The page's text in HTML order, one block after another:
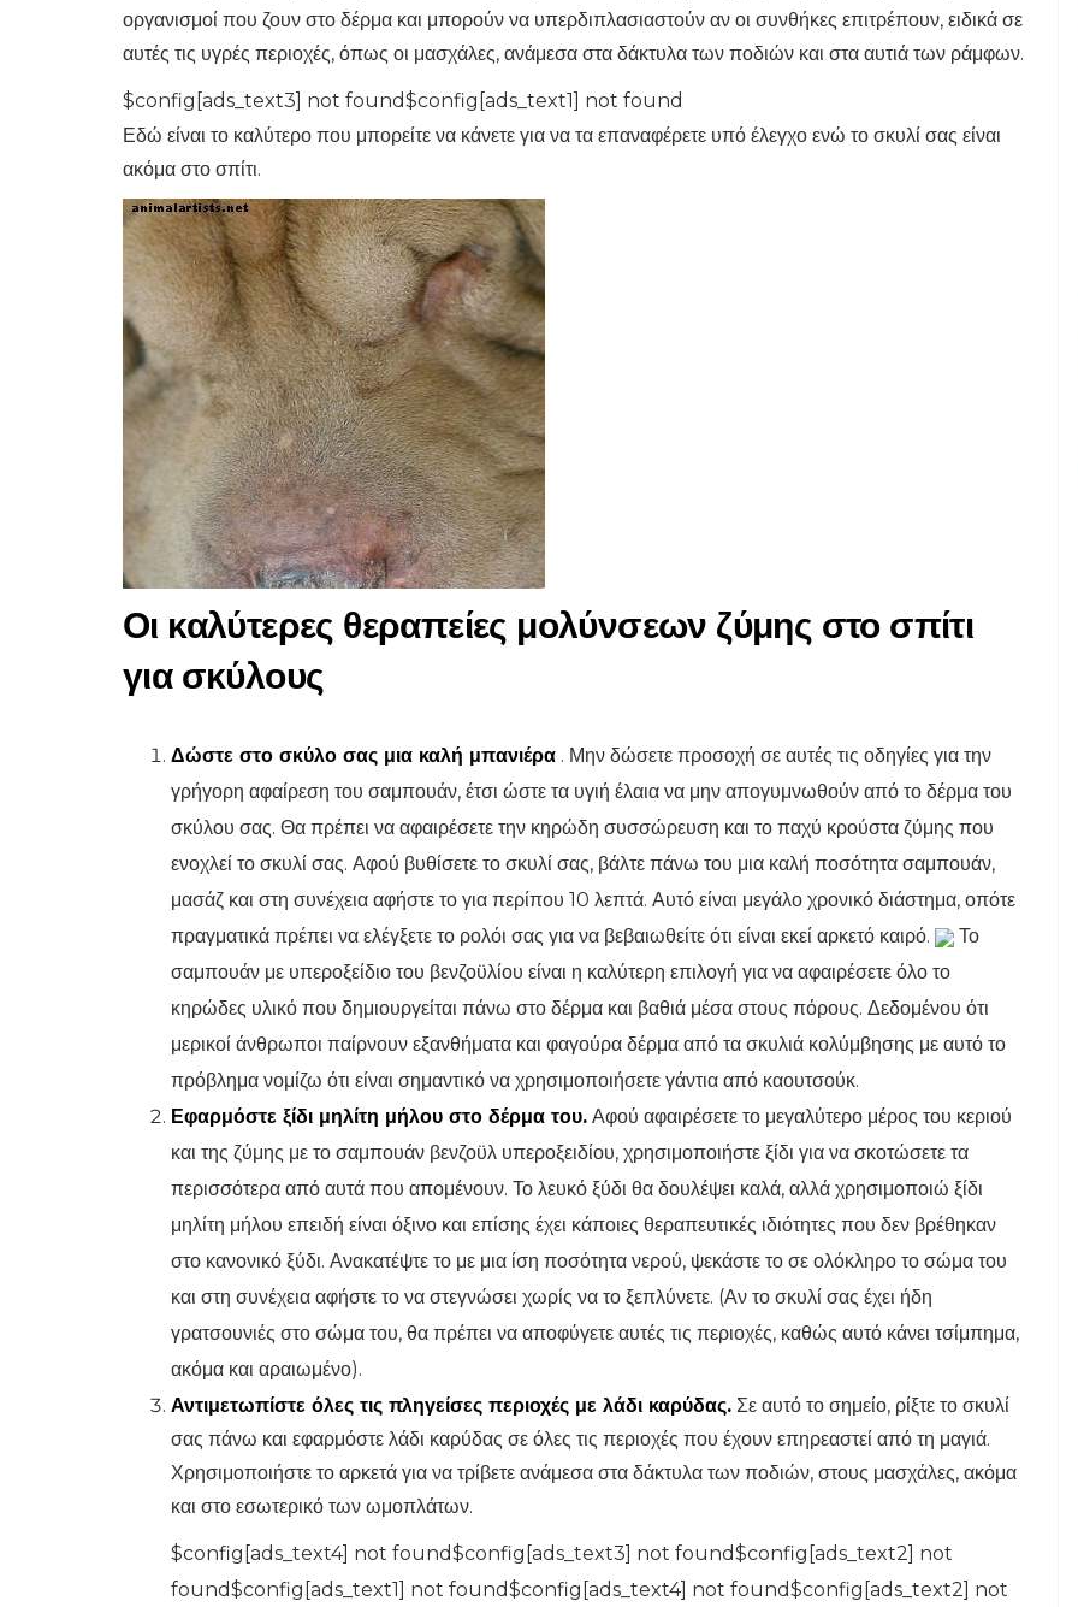
οργανισμοί που ζουν στο δέρμα και μπορούν να υπερδιπλασιαστούν αν οι συνθήκες επιτρέπουν, ειδικά σε
αυτές τις υγρές περιοχές, όπως οι μασχάλες, ανάμεσα στα δάκτυλα των ποδιών και στα αυτιά των ράμφων.
$config[ads_text3] not found$config[ads_text1] not found
Εδώ είναι το καλύτερο που μπορείτε να κάνετε για να τα επαναφέρετε υπό έλεγχο ενώ το σκυλί σας είναι
ακόμα στο σπίτι.
Οι καλύτερες θεραπείες μολύνσεων ζύμης στο σπίτι
για σκύλους
Δώστε στο σκύλο σας μια καλή μπανιέρα . Μην δώσετε προσοχή σε αυτές τις οδηγίες για την
γρήγορη αφαίρεση του σαμπουάν, έτσι ώστε τα υγιή έλαια να μην απογυμνωθούν από το δέρμα του
σκύλου σας. Θα πρέπει να αφαιρέσετε την κηρώδη συσσώρευση και το παχύ κρούστα ζύμης που
ενοχλεί το σκυλί σας. Αφού βυθίσετε το σκυλί σας, βάλτε πάνω του μια καλή ποσότητα σαμπουάν,
μασάζ και στη συνέχεια αφήστε το για περίπου 10 λεπτά. Αυτό είναι μεγάλο χρονικό διάστημα, οπότε
πραγματικά πρέπει να ελέγξετε το ρολόι σας για να βεβαιωθείτε ότι είναι εκεί αρκετό καιρό.
Το
σαμπουάν με υπεροξείδιο του βενζοϋλίου είναι η καλύτερη επιλογή για να αφαιρέσετε όλο το
κηρώδες υλικό που δημιουργείται πάνω στο δέρμα και βαθιά μέσα στους πόρους. Δεδομένου ότι
μερικοί άνθρωποι παίρνουν εξανθήματα και φαγούρα δέρμα από τα σκυλιά κολύμβησης με αυτό το
πρόβλημα νομίζω ότι είναι σημαντικό να χρησιμοποιήσετε γάντια από καουτσούκ.
Εφαρμόστε ξίδι μηλίτη μήλου στο δέρμα του. Αφού αφαιρέσετε το μεγαλύτερο μέρος του κεριού
και της ζύμης με το σαμπουάν βενζοϋλ υπεροξειδίου, χρησιμοποιήστε ξίδι για να σκοτώσετε τα
περισσότερα από αυτά που απομένουν. Το λευκό ξύδι θα δουλέψει καλά, αλλά χρησιμοποιώ ξίδι
μηλίτη μήλου επειδή είναι όξινο και επίσης έχει κάποιες θεραπευτικές ιδιότητες που δεν βρέθηκαν
στο κανονικό ξύδι. Ανακατέψτε το με μια ίση ποσότητα νερού, ψεκάστε το σε ολόκληρο το σώμα του
και στη συνέχεια αφήστε το να στεγνώσει χωρίς να το ξεπλύνετε. (Αν το σκυλί σας έχει ήδη
γρατσουνιές στο σώμα του, θα πρέπει να αποφύγετε αυτές τις περιοχές, καθώς αυτό κάνει τσίμπημα,
ακόμα και αραιωμένο).
Αντιμετωπίστε όλες τις πληγείσες περιοχές με λάδι καρύδας. Σε αυτό το σημείο, ρίξτε το σκυλί
σας πάνω και εφαρμόστε λάδι καρύδας σε όλες τις περιοχές που έχουν επηρεαστεί από τη μαγιά.
Χρησιμοποιήστε το αρκετά για να τρίβετε ανάμεσα στα δάκτυλα των ποδιών, στους μασχάλες, ακόμα
και στο εσωτερικό των ωμοπλάτων.
$config[ads_text4] not found$config[ads_text3] not found$config[ads_text2] not
found$config[ads_text1] not found$config[ads_text4] not found$config[ads_text2] not